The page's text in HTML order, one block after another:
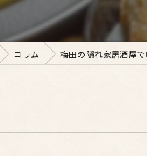
コラム 梅田の隠れ家居酒屋